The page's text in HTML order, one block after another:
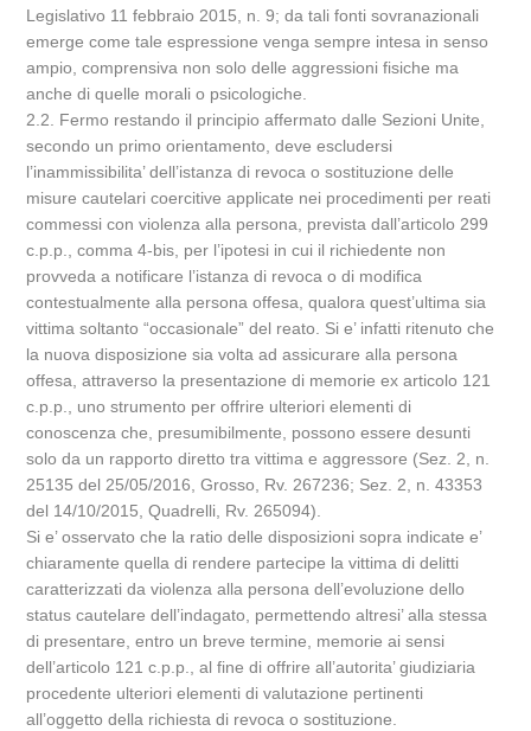
Legislativo 11 febbraio 2015, n. 9; da tali fonti sovranazionali
emerge come tale espressione venga sempre intesa in senso
ampio, comprensiva non solo delle aggressioni fisiche ma
anche di quelle morali o psicologiche.
2.2. Fermo restando il principio affermato dalle Sezioni Unite,
secondo un primo orientamento, deve escludersi
l’inammissibilita’ dell’istanza di revoca o sostituzione delle
misure cautelari coercitive applicate nei procedimenti per reati
commessi con violenza alla persona, prevista dall’articolo 299
c.p.p., comma 4-bis, per l’ipotesi in cui il richiedente non
provveda a notificare l’istanza di revoca o di modifica
contestualmente alla persona offesa, qualora quest’ultima sia
vittima soltanto “occasionale” del reato. Si e’ infatti ritenuto che
la nuova disposizione sia volta ad assicurare alla persona
offesa, attraverso la presentazione di memorie ex articolo 121
c.p.p., uno strumento per offrire ulteriori elementi di
conoscenza che, presumibilmente, possono essere desunti
solo da un rapporto diretto tra vittima e aggressore (Sez. 2, n.
25135 del 25/05/2016, Grosso, Rv. 267236; Sez. 2, n. 43353
del 14/10/2015, Quadrelli, Rv. 265094).
Si e’ osservato che la ratio delle disposizioni sopra indicate e’
chiaramente quella di rendere partecipe la vittima di delitti
caratterizzati da violenza alla persona dell’evoluzione dello
status cautelare dell’indagato, permettendo altresi’ alla stessa
di presentare, entro un breve termine, memorie ai sensi
dell’articolo 121 c.p.p., al fine di offrire all’autorita’ giudiziaria
procedente ulteriori elementi di valutazione pertinenti
all’oggetto della richiesta di revoca o sostituzione.